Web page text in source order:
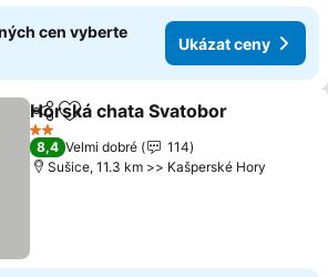
cen vyberte
Ukázat ceny
SdíletPřidat na seznam oblíbených
Horská chata Svatobor
2 Počet hvězdiček
8,4 Velmi dobré
114
Sušice, 11.3 km >> Kašperské Hory